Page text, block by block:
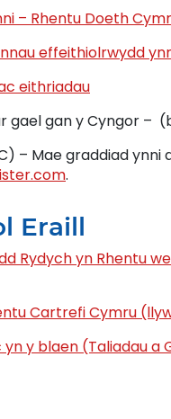
– Rhentu Doeth
effeithiolrwydd
eithriadau
gael gan y Cyngor –
– Mae graddiad ynni
.
Eraill
Rydych yn Rhentu
Cartrefi Cymru
y blaen (Taliadau a